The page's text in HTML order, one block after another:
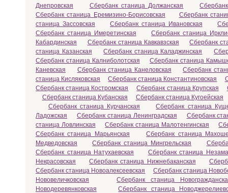
Днепровская Сбербанк станица Должанская
Сбербанк станица Еремизино-Борисовская
Сбербанк
станица Зассовская
Сбербанк станица Ивановская
Сбербанк станица Имеретинская
Сбербанк станица
Кабардинская
Сбербанк станица Кавкавзская
Сбербанк
станица Казанская
Сбербанк станица Каладжинская
Сбербанк станица Калниболотская
Сбербанк станица
Каневская
Сбербанк станица Канеловская
Сбербанк
станица Кисляковская
Сбербанк станица Константиновская
Сбербанк станица Костромская
Сбербанк станица Крупская
Сбербанк станица Кубанская
Сбербанк станица Кугоейская
Сбербанк станица Курчанская
Сбербанк станица
Ладожская
Сбербанк станица Ленинградская
Сбербанк
станица Ловлинская
Сбербанк станица Малотенгинская
Сбербанк станица Марьянская
Сбербанк станица
Медведовская
Сбербанк станица Мингрельская
Сбербанк станица Натухаевская
Сбербанк станица
Некрасовская
Сбербанк станица Нижнебаканская
Сбербанк станица Новоалексеевская
Сбербанк станица
Нововеличковская
Сбербанк станица
Новодеревянковская
Сбербанк станица